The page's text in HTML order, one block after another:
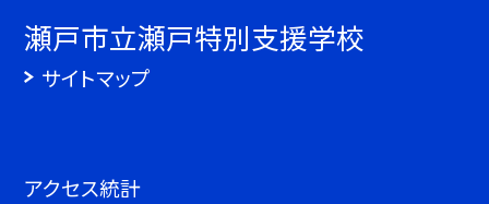
瀬戸市立瀬戸特別支援学校
サイトマップ
アクセス統計